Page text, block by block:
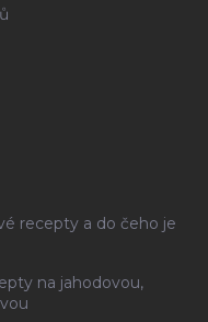
recepty a do čeho je
na jahodovou,